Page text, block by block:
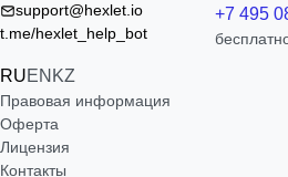
support@hexlet.io
t.me/hexlet_help_bot
RUEN KZ
+7 495
Правовая информация
Оферта
Лицензия
Контакты